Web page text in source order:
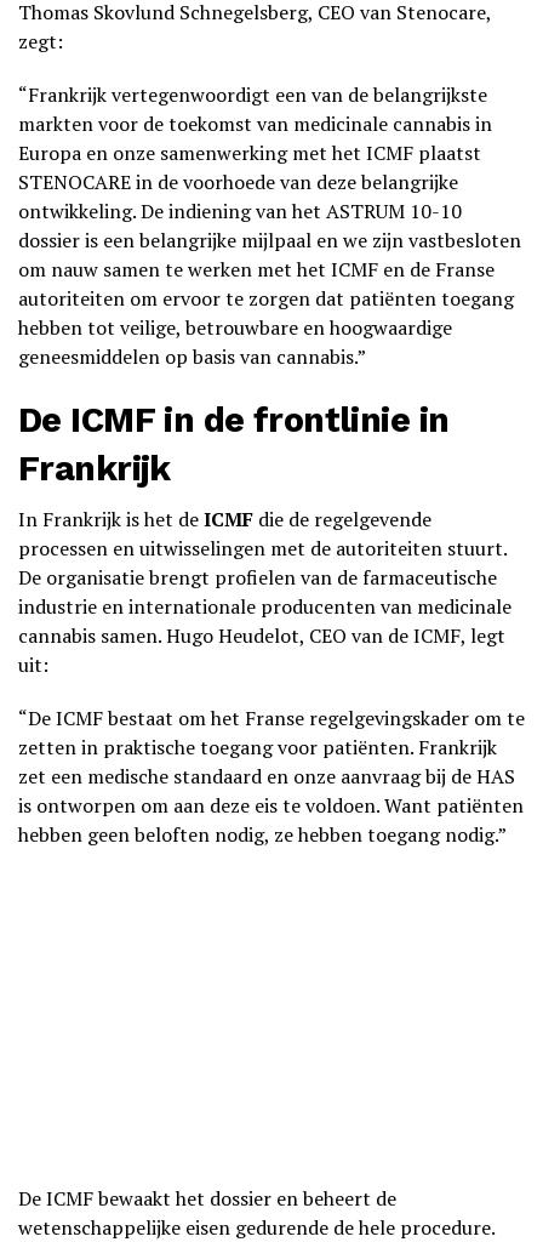
Thomas Skovlund Schnegelsberg, CEO van Stenocare,
zegt:
“Frankrijk vertegenwoordigt een van de belangrijkste
markten voor de toekomst van medicinale cannabis in
Europa en onze samenwerking met het ICMF plaatst
STENOCARE in de voorhoede van deze belangrijke
ontwikkeling. De indiening van het ASTRUM 10-10
dossier is een belangrijke mijlpaal en we zijn vastbesloten
om nauw samen te werken met het ICMF en de Franse
autoriteiten om ervoor te zorgen dat patiënten toegang
hebben tot veilige, betrouwbare en hoogwaardige
geneesmiddelen op basis van cannabis.”
De ICMF in de frontlinie in
Frankrijk
In Frankrijk is het deICMF die de regelgevende
processen en uitwisselingen met de autoriteiten stuurt.
De organisatie brengt profielen van de farmaceutische
industrie en internationale producenten van medicinale
cannabis samen. Hugo Heudelot, CEO van de ICMF, legt
uit:
“De ICMF bestaat om het Franse regelgevingskader om te
zetten in praktische toegang voor patiënten. Frankrijk
zet een medische standaard en onze aanvraag bij de HAS
is ontworpen om aan deze eis te voldoen. Want patiënten
hebben geen beloften nodig, ze hebben toegang nodig.”
De ICMF bewaakt het dossier en beheert de
wetenschappelijke eisen gedurende de hele procedure.